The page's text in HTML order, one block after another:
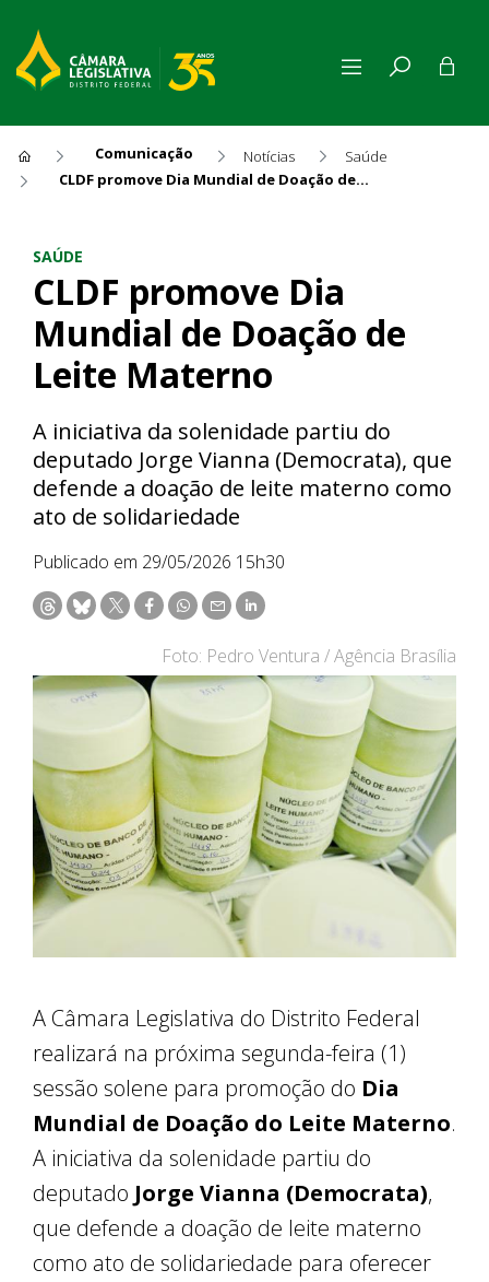
Comunicação Notícias
Saúde
CLDF promove Dia Mundial de Doação de Leite Materno
SAÚDE
CLDF promove Dia
Mundial de Doação de
Leite Materno
A iniciativa da solenidade partiu do
deputado Jorge Vianna (Democrata), que
defende a doação de leite materno como
ato de solidariedade
Publicado em 29/05/2026 15h30
Foto: Pedro Ventura / Agência Brasília
A Câmara Legislativa do Distrito Federal
realizará na próxima segunda-feira (1)
sessão solene para promoção do Dia
Mundial de Doação do Leite Materno.
A iniciativa da solenidade partiu do
deputado Jorge Vianna (Democrata),
que defende a doação de leite materno
como ato de solidariedade para oferecer